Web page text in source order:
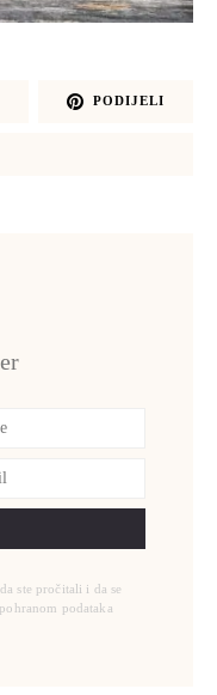
PODIJELI
ste pročitali i da se
podataka